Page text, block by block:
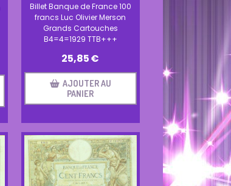
Billet Banque de France 100
francs Luc Olivier Merson
Grands Cartouches
B4=4=1929 TTB+++
25,85€
AJOUTER AU
PANIER